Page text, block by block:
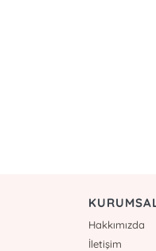
Hakkımızda
İletişim